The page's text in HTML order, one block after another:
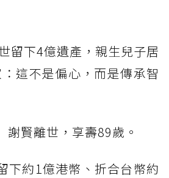
留下4億遺產，親生兒子居
這不是偏心，而是傳承智
謝賢離世，享壽89歲。
下約1億港幣、折合台幣約